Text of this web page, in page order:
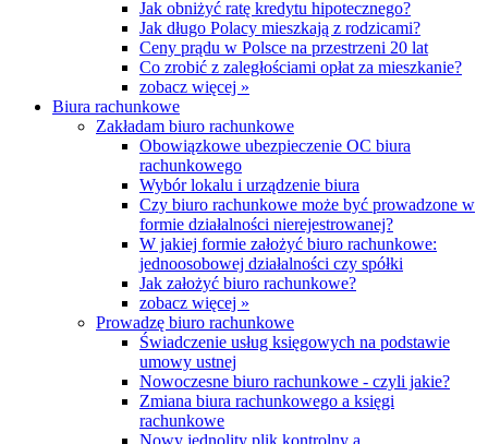
Jak obniżyć ratę kredytu hipotecznego?
Jak długo Polacy mieszkają z rodzicami?
Ceny prądu w Polsce na przestrzeni 20 lat
Co zrobić z zaległościami opłat za mieszkanie?
zobacz więcej »
Biura rachunkowe
Zakładam biuro rachunkowe
Obowiązkowe ubezpieczenie OC biura
rachunkowego
Wybór lokalu i urządzenie biura
Czy biuro rachunkowe może być prowadzone w
formie działalności nierejestrowanej?
W jakiej formie założyć biuro rachunkowe:
jednoosobowej działalności czy spółki
Jak założyć biuro rachunkowe?
zobacz więcej »
Prowadzę biuro rachunkowe
Świadczenie usług księgowych na podstawie
umowy ustnej
Nowoczesne biuro rachunkowe - czyli jakie?
Zmiana biura rachunkowego a księgi
rachunkowe
Nowy jednolity plik kontrolny a